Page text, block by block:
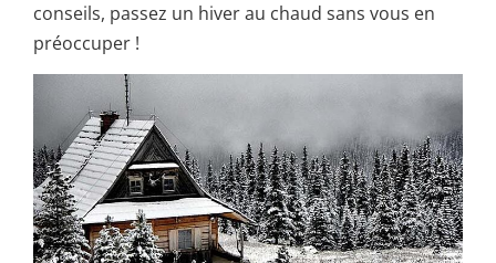
conseils, passez un hiver au chaud sans vous en
préoccuper !